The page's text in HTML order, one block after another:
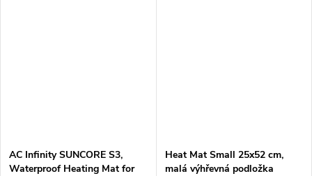
AC Infinity SUNCORE S3,
Waterproof Heating Mat for
Heat Mat Small 25x52 cm,
malá výhřevná podložka